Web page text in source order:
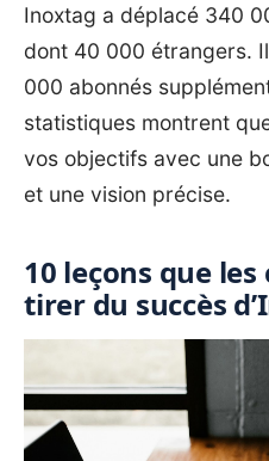
Inoxtag a déplacé 340
dont 40 000 étrangers.
000 abonnés
statistiques montrent
vos objectifs avec une
et une vision précise.
10 leçons que
tirer du succès